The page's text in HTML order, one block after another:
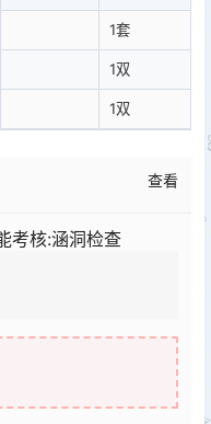
1套
1双
1双
查看
考核:涵洞检查